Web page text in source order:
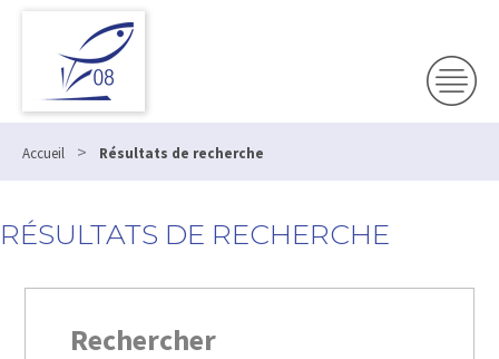
Accueil > Résultats de recherche
RÉSULTATS DE RECHERCHE
Rechercher